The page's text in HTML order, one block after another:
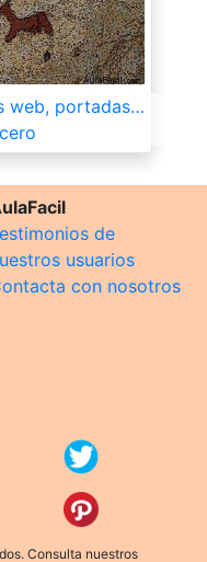
web, portadas…
de
usuarios
con nosotros
Consulta nuestros